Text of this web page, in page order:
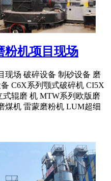
粉机项目现场
现场 破碎设备 制砂设备 磨
C6X系列颚式破碎机 CI5X
辊磨 机 MTW系列欧版磨
煤机 雷蒙磨粉机 LUM超细